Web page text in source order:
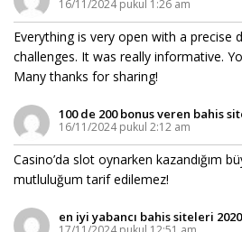
16/11/2024 pukul 1:26 am
Everything is very open with a precise
challenges. It was really informative.
Many thanks for sharing!
100 de 200 bonus veren bahis
16/11/2024 pukul 2:12 am
Casino’da slot oynarken kazandığım
mutluluğum tarif edilemez!
en iyi yabancı bahis siteleri 2020